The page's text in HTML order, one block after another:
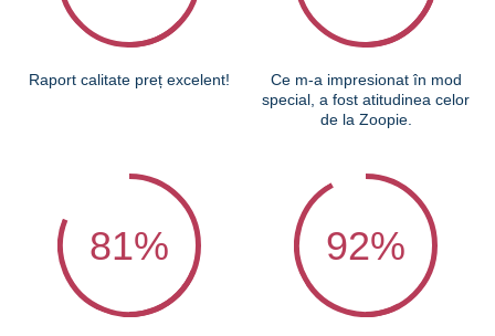
Raport calitate preț excelent!
Ce m-a impresionat în mod
special, a fost atitudinea celor
de la Zoopie.
81% 92%